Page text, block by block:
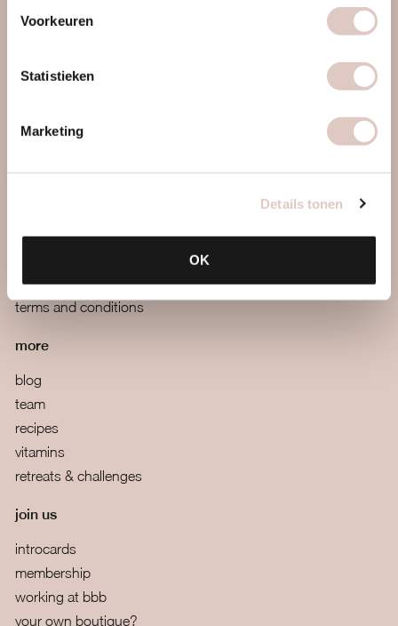
Voorkeuren
Statistieken
Marketing
Details tonen
OK
pricing & sign up
contact
mail us
boutiques
terms and conditions
more
blog
team
recipes
vitamins
retreats & challenges
join us
introcards
membership
working at bbb
your own boutique?